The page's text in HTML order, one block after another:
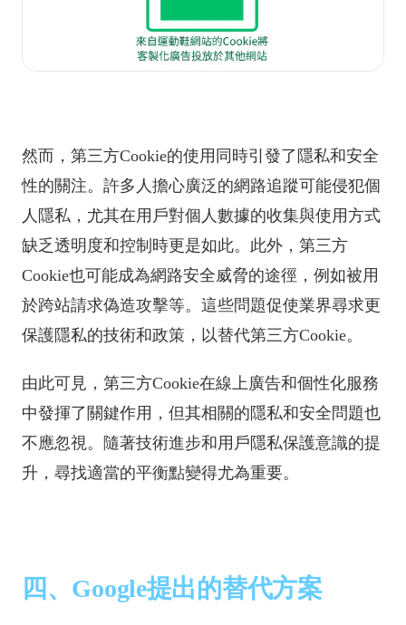
然而，第三方Cookie的使用同時引發了隱私和安全
性的關注。許多人擔心廣泛的網路追蹤可能侵犯個
人隱私，尤其在用戶對個人數據的收集與使用方式
缺乏透明度和控制時更是如此。此外，第三方
Cookie也可能成為網路安全威脅的途徑，例如被用
於跨站請求偽造攻擊等。這些問題促使業界尋求更
保護隱私的技術和政策，以替代第三方Cookie。
由此可見，第三方Cookie在線上廣告和個性化服務
中發揮了關鍵作用，但其相關的隱私和安全問題也
不應忽視。隨著技術進步和用戶隱私保護意識的提
升，尋找適當的平衡點變得尤為重要。
四、Google提出的替代方案